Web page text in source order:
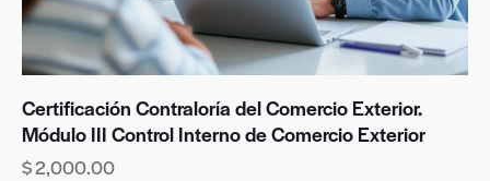
Certificación Contraloría del Comercio Exterior.
Módulo III Control Interno de Comercio Exterior
$2,000.00